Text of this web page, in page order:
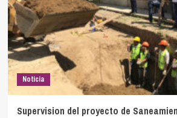
Noticia
Supervision del proyecto de